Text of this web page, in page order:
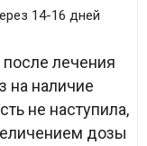
14-16 дней
лечения
на наличие
не наступила,
дозы